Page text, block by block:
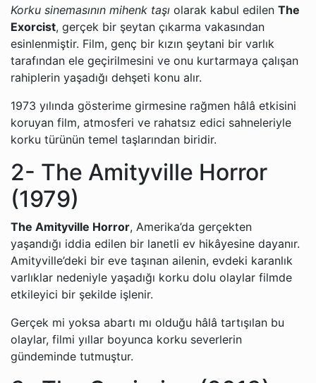
Korku sinemasının mihenk taşı olarak kabul edilen The
Exorcist, gerçek bir şeytan çıkarma vakasından
esinlenmiştir. Film, genç bir kızın şeytani bir varlık
tarafından ele geçirilmesini ve onu kurtarmaya çalışan
rahiplerin yaşadığı dehşeti konu alır.
1973 yılında gösterime girmesine rağmen hâlâ etkisini
koruyan film, atmosferi ve rahatsız edici sahneleriyle
korku türünün temel taşlarından biridir.
2- The Amityville Horror
(1979)
The Amityville Horror, Amerika’da gerçekten
yaşandığı iddia edilen bir lanetli ev hikâyesine dayanır.
Amityville’deki bir eve taşınan ailenin, evdeki karanlık
varlıklar nedeniyle yaşadığı korku dolu olaylar filmde
etkileyici bir şekilde işlenir.
Gerçek mi yoksa abartı mı olduğu hâlâ tartışılan bu
olaylar, filmi yıllar boyunca korku severlerin
gündeminde tutmuştur.